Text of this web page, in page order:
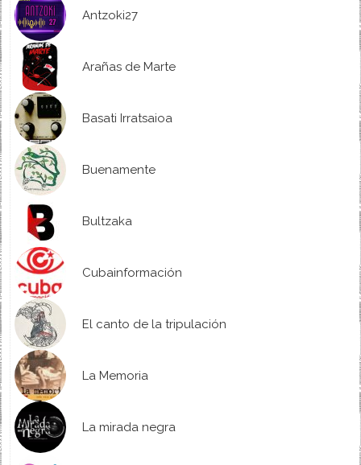
Antzoki27
Arañas de Marte
Basati Irratsaioa
Buenamente
Bultzaka
Cubainformación
El canto de la tripulación
La Memoria
La mirada negra